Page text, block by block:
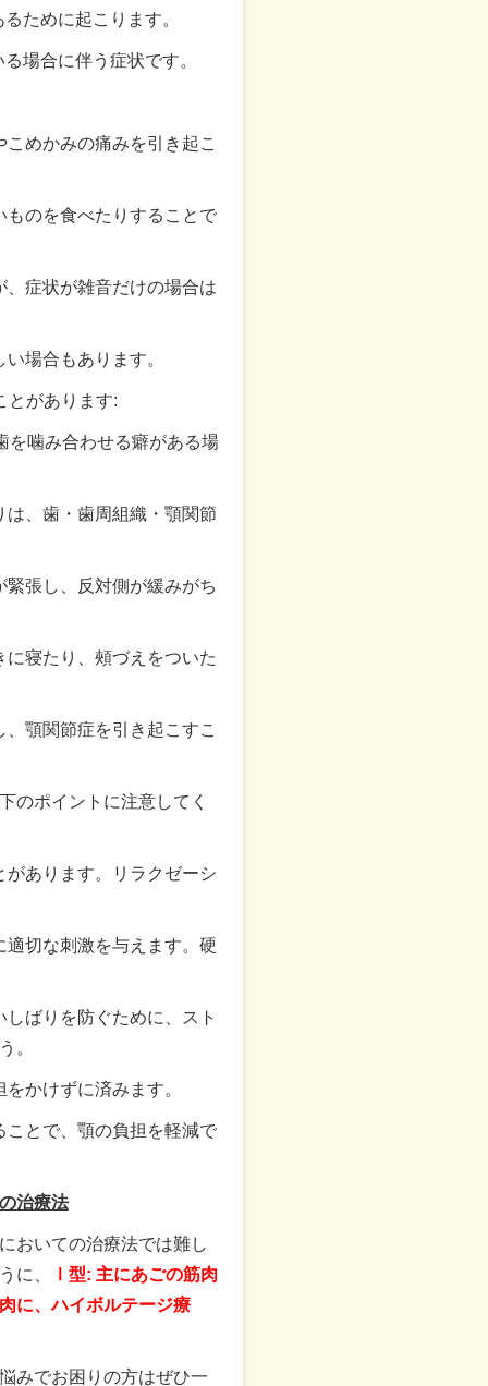
ために起こります。
場合に伴う症状です。
めかみの痛みを引き起こ
のを食べたりすることで
症状が雑音だけの場合は
場合もあります。
とがあります:
を噛み合わせる癖がある場
、歯・歯周組織・顎関節
緊張し、反対側が緩みがち
寝たり、頰づえをついた
顎関節症を引き起こすこ
のポイントに注意してく
あります。リラクゼーシ
切な刺激を与えます。硬
ばりを防ぐために、スト
。
かけずに済みます。
とで、顎の負担を軽減で
治療法
おいての治療法では難し
に、
Ⅰ型: 主にあごの筋肉
に、ハイボルテージ療
みでお困りの方はぜひ一